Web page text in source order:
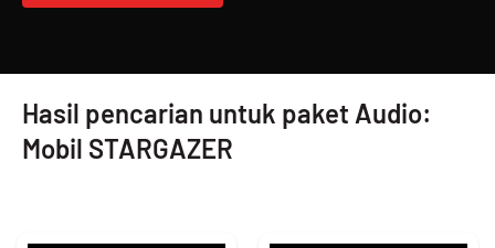
Hasil pencarian untuk paket Audio:
Mobil STARGAZER